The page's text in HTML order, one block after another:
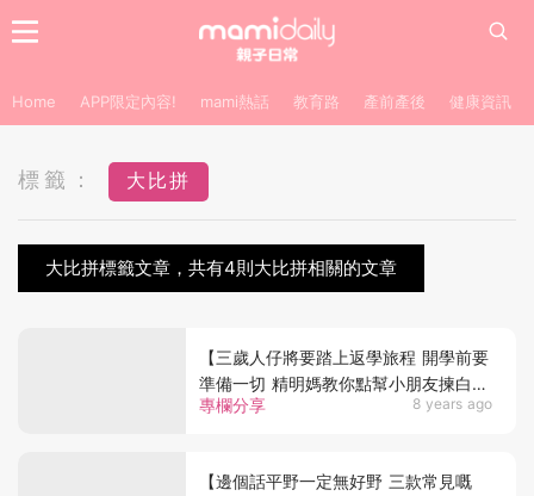
Home APP限定內容! mami熱話 教育路 產前產後 健康資訊
標籤： 大比拼
大比拼標籤文章，共有4則大比拼相關的文章
專欄分享 8 years ago
【三歲人仔將要踏上返學旅程 開學前要
準備一切 精明媽教你點幫小朋友揀白色
波鞋返學】
【邊個話平野一定無好野 三款常見嘅